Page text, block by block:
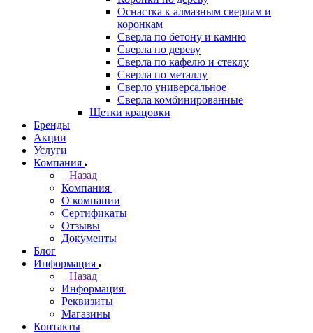
Оснастка к алмазным сверлам и
коронкам
Сверла по бетону и камню
Сверла по дереву
Сверла по кафелю и стеклу
Сверла по металлу
Сверло универсальное
Сверла комбинированные
Щетки крацовки
Бренды
Акции
Услуги
Компания
Назад
Компания
О компании
Сертификаты
Отзывы
Документы
Блог
Информация
Назад
Информация
Реквизиты
Магазины
Контакты